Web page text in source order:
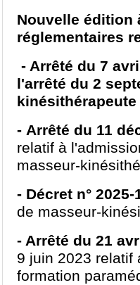
Nouvelle édition
réglementaires
- Arrêté du 7
l'arrêté du 2
- Arrêté du 11
relatif à
masseur-
- Décret n°
de masseur-
- Arrêté du 21
9 juin 2023 relatif
formation